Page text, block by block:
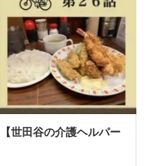
世田谷の介護ヘルパー